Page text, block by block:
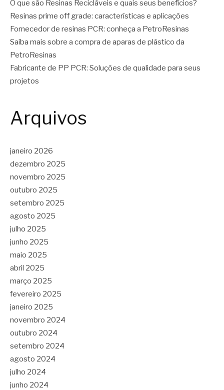
O que são Resinas Recicláveis e quais seus benefícios?
Resinas prime off grade: características e aplicações
Fornecedor de resinas PCR: conheça a PetroResinas
Saiba mais sobre a compra de aparas de plástico da
PetroResinas
Fabricante de PP PCR: Soluções de qualidade para seus
projetos
Arquivos
janeiro 2026
dezembro 2025
novembro 2025
outubro 2025
setembro 2025
agosto 2025
julho 2025
junho 2025
maio 2025
abril 2025
março 2025
fevereiro 2025
janeiro 2025
novembro 2024
outubro 2024
setembro 2024
agosto 2024
julho 2024
junho 2024